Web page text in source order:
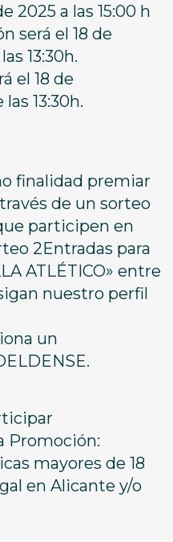
2025 a las 15:00 h
será el 18 de
13:30h.
el 18 de
13:30h.
finalidad premiar
de un sorteo
participen en
2Entradas para
ATLÉTICO» entre
nuestro perfil
un
Promoción:
mayores de 18
en Alicante y/o